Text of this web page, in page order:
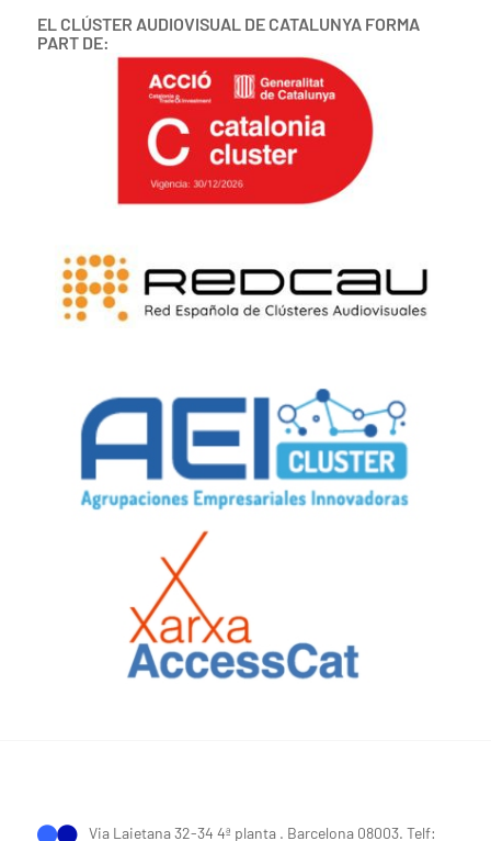
EL CLÚSTER AUDIOVISUAL DE CATALUNYA FORMA
PART DE:
Via Laietana 32-34 4ª planta . Barcelona 08003. Telf: